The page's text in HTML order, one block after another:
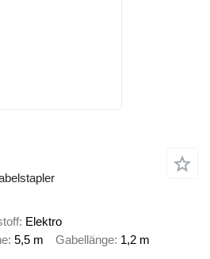
Elektro
5,5 m Gabellänge 1,2 m